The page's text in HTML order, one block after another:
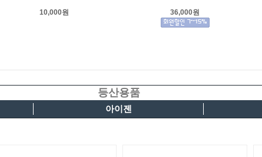
10,000원 36,000원
등산용품
아이젠